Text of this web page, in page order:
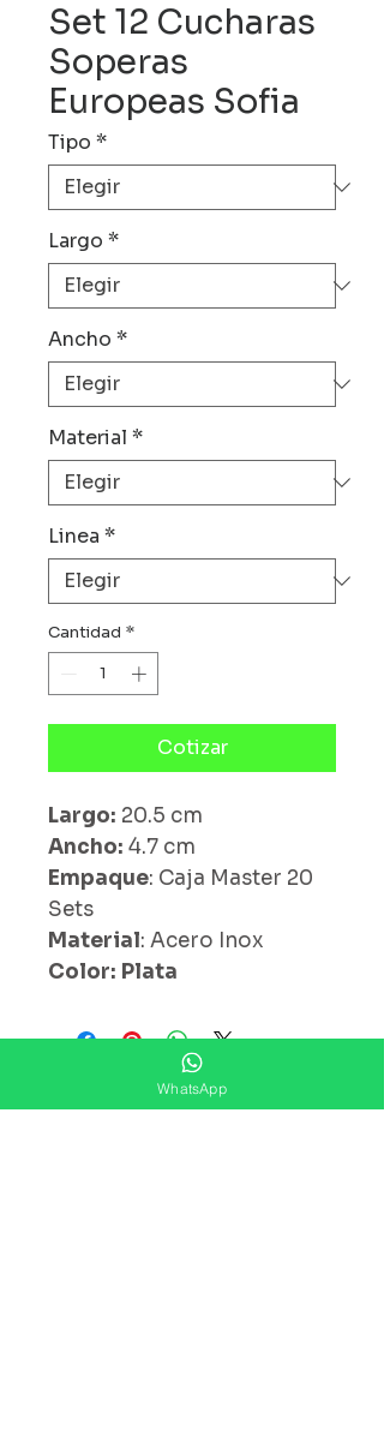
Set 12 Cucharas
Soperas
Europeas Sofia
Tipo *
Largo *
Ancho *
Material *
Linea *
Cantidad *
Cotizar
Largo: 20.5 cm
Ancho: 4.7 cm
Empaque: Caja Master 20
Sets
Material: Acero Inox
Color: Plata
¿ Ya Nos Sigues ?
WhatsApp